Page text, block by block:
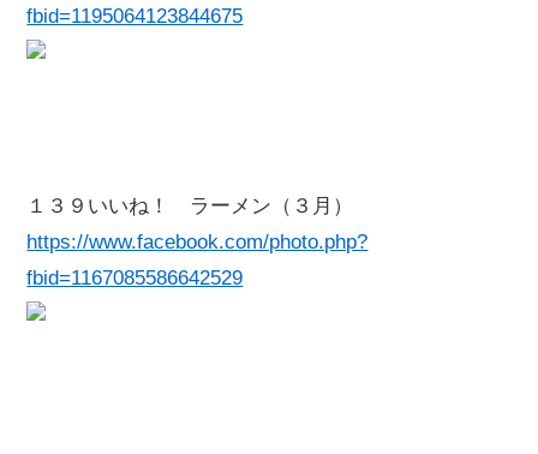
fbid=1195064123844675
１３９いいね！ ラーメン（３月）
https://www.facebook.com/photo.php?
fbid=1167085586642529